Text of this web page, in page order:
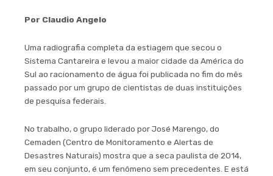
Por Claudio Angelo
Uma radiografia completa da estiagem que secou o
Sistema Cantareira e levou a maior cidade da América do
Sul ao racionamento de água foi publicada no fim do mês
passado por um grupo de cientistas de duas instituições
de pesquisa federais.
No trabalho, o grupo liderado por José Marengo, do
Cemaden (Centro de Monitoramento e Alertas de
Desastres Naturais) mostra que a seca paulista de 2014,
em seu conjunto, é um fenômeno sem precedentes. E está